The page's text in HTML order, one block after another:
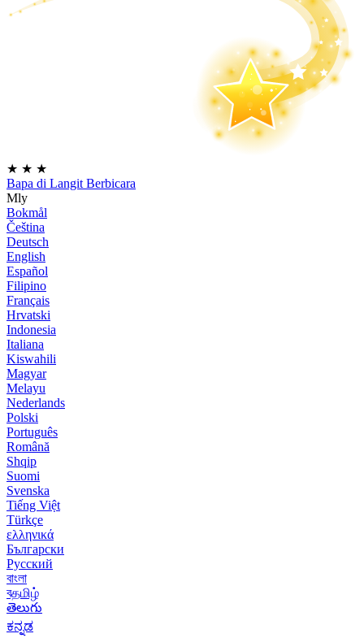
★ ★ ★
Bapa di Langit Berbicara
Mly
Bokmål
Čeština
Deutsch
English
Español
Filipino
Français
Hrvatski
Indonesia
Italiana
Kiswahili
Magyar
Melayu
Nederlands
Polski
Português
Română
Shqip
Suomi
Svenska
Tiếng Việt
Türkçe
ελληνικά
Български
Русский
বাংলা
বதமிழ்
తెలుగు
ಕನ್ನಡ